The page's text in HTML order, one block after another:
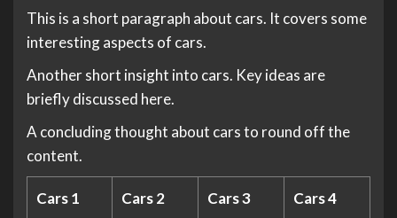
This is a short paragraph about cars. It covers some
interesting aspects of cars.
Another short insight into cars. Key ideas are
briefly discussed here.
A concluding thought about cars to round off the
content.
Cars 1 Cars 2 Cars 3 Cars 4